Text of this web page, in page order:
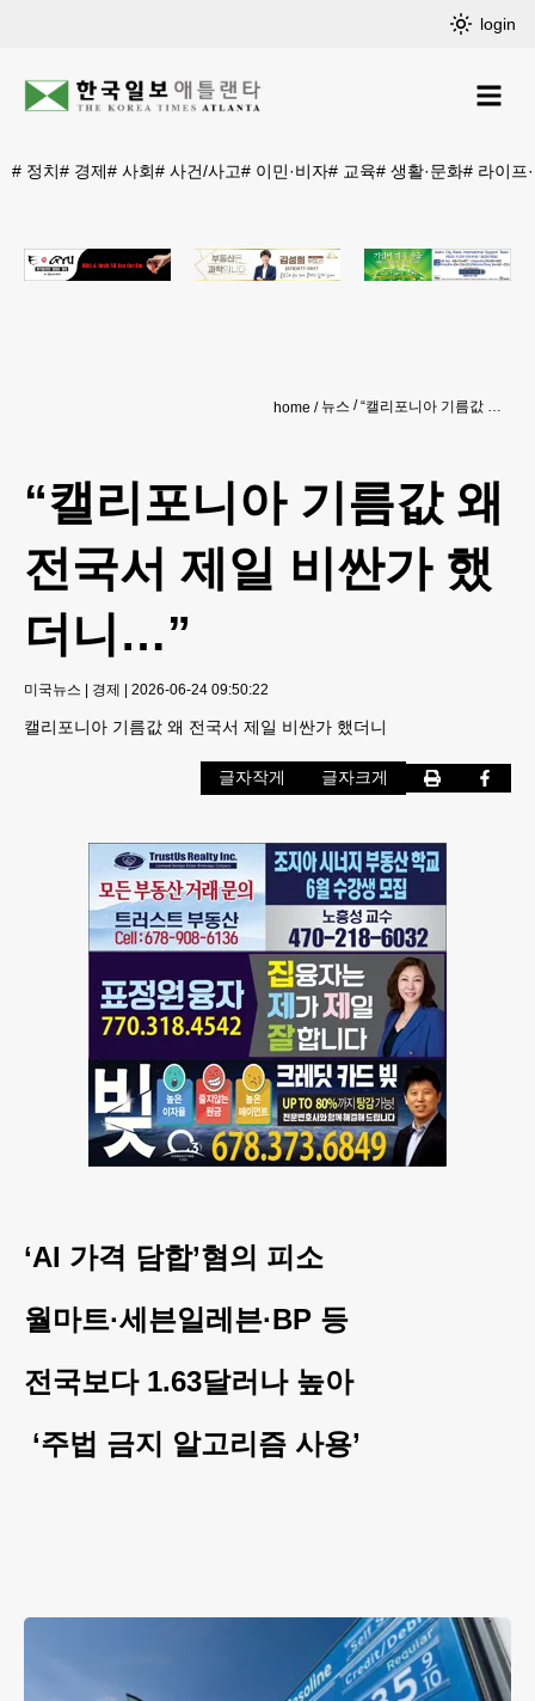
login
# 정치# 경제# 사회# 사건/사고# 이민·비자# 교육# 생활·문화# 라이프
home 뉴스 “캘리포니아 기름값 왜 전국서 제일 비싼가 했더니…”
“캘리포니아 기름값 왜
전국서 제일 비싼가 했
더니…”
미국뉴스 | 경제 | 2026-06-24 09:50:22
캘리포니아 기름값 왜 전국서 제일 비싼가 했더니
글자작게 글자크게
‘AI 가격 담합’혐의 피소
월마트·세븐일레븐·BP 등
전국보다 1.63달러나 높아
‘주법 금지 알고리즘 사용’